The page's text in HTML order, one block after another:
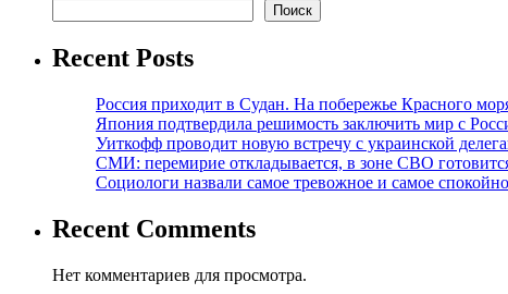
Поиск
Recent Posts
Россия приходит в Судан. На побережье Красного
Япония подтвердила решимость заключить мир с
Уиткофф проводит новую встречу с украинской
СМИ: перемирие откладывается, в зоне СВО
Социологи назвали самое тревожное и самое
Recent Comments
Нет комментариев для просмотра.